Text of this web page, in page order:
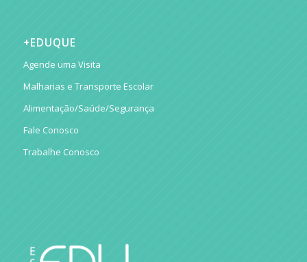
+EDUQUE
Agende uma Visita
Malharias e Transporte Escolar
Alimentação/Saúde/Segurança
Fale Conosco
Trabalhe Conosco